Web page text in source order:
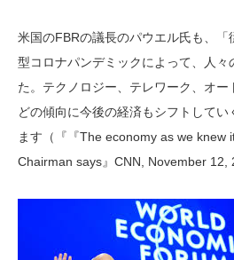
米国のFBRの議長のパウエル氏も、
型コロナパンデミックによって、人々
た。テクノロジー、テレワーク、オ
どの傾向に今後の経済もシフトして
ます（『『The economy as we knew
Chairman says』CNN, November 12,